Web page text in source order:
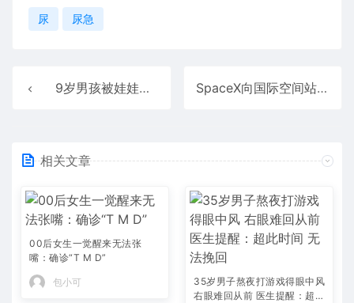
尿 尿急
9岁男孩被娃娃鱼咬断手指 5小时内成功再植断指 SpaceX向国际空间站发射了三种致病细菌
相关文章
00后女生一觉醒来无法张
嘴：确诊“T M D”
包小可
35岁男子熬夜打游戏得眼中风
右眼难回从前 医生提醒：超此